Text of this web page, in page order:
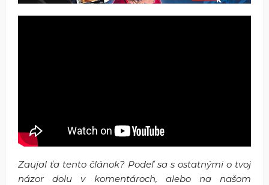
Zaujal ťa tento článok? Podeľ sa s ostatnými o tvoj
názor dolu v komentároch, alebo na našom